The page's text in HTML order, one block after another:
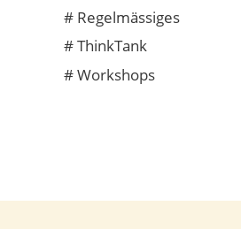
# Regelmässiges
#ThinkTank
#Workshops